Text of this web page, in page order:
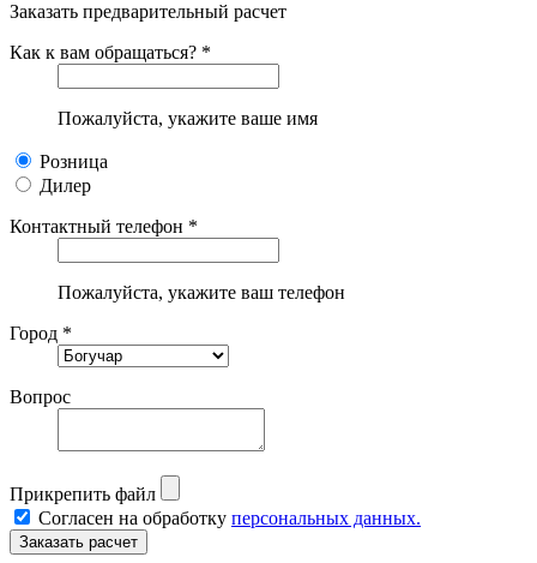
Заказать предварительный расчет
Как к вам обращаться? *
Пожалуйста, укажите ваше имя
Розница
Дилер
Контактный телефон *
Пожалуйста, укажите ваш телефон
Город *
Вопрос
Прикрепить файл
Согласен на обработку персональных данных.